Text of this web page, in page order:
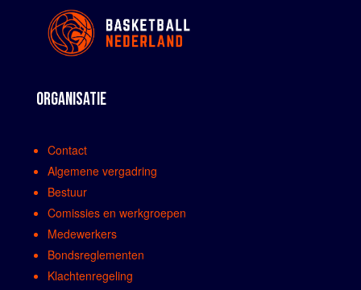
ORGANISATIE
Contact
Algemene vergadring
Bestuur
Comissies en werkgroepen
Medewerkers
Bondsreglementen
Klachtenregeling